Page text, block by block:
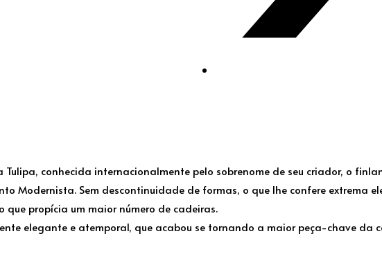
conhecida internacionalmente pelo sobrenome de seu criador, o
Modernista. Sem descontinuidade de formas, o que lhe confere extrema
propícia um maior número de cadeiras.
elegante e atemporal, que acabou se tornando a maior peça-chave da